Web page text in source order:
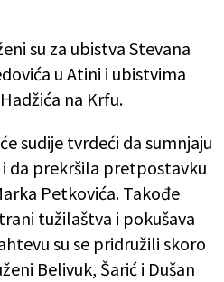
su za ubistva Stevana
u Atini i ubistvima
na Krfu.
sudije tvrdeći da sumnjaju
da prekršila pretpostavku
Petkovića. Takođe
tužilaštva i pokušava
su se pridružili skoro
Belivuk, Šarić i Dušan